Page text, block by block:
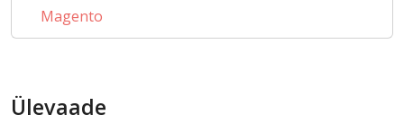
Magento
PrestaShop
AbanteCart
Ülevaade